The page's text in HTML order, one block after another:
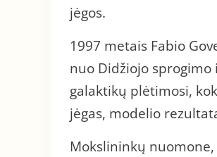
jėgos.
1997 metais Fabio
nuo Didžiojo
galaktikų plėtimosi,
jėgas, modelio
Mokslininkų